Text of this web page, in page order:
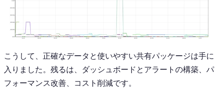
こうして、正確なデータと使いやすい共有パッケージは手に
入りました。残るは、ダッシュボードとアラートの構築、パ
フォーマンス改善、コスト削減です。